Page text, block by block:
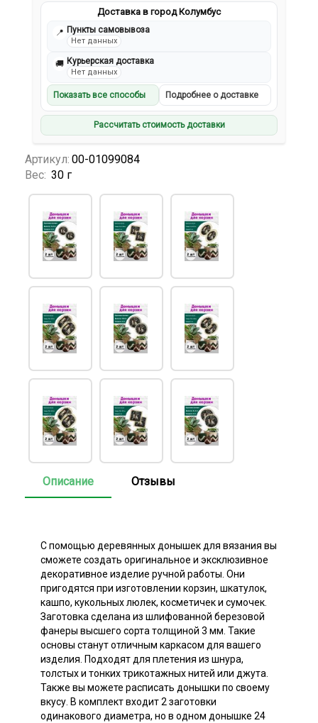
Доставка в город Колумбус
📍 Пункты самовывоза
Нет данных
🚚 Курьерская доставка
Нет данных
Показать все способы Подробнее о доставке
Рассчитать стоимость доставки
Артикул: 00-01099084
Вес: 30 г
Описание Отзывы
С помощью деревянных донышек для вязания вы
сможете создать оригинальное и эксклюзивное
декоративное изделие ручной работы. Они
пригодятся при изготовлении корзин, шкатулок,
кашпо, кукольных люлек, косметичек и сумочек.
Заготовка сделана из шлифованной березовой
фанеры высшего сорта толщиной 3 мм. Такие
основы станут отличным каркасом для вашего
изделия. Подходят для плетения из шнура,
толстых и тонких трикотажных нитей или джута.
Также вы можете расписать донышки по своему
вкусу. В комплект входит 2 заготовки
одинакового диаметра, но в одном донышке 24